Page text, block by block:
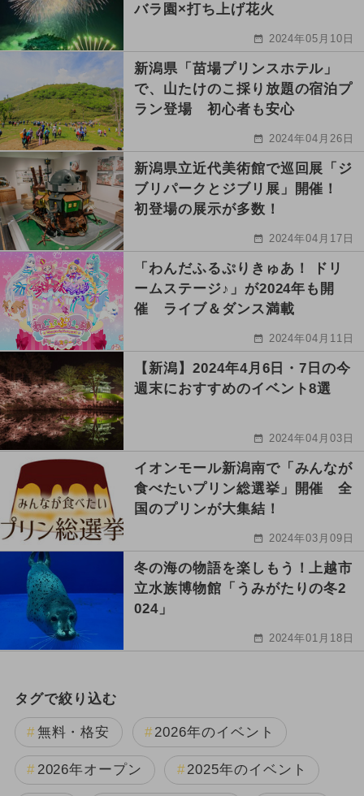
バラ園×打ち上げ花火
2024年05月10日
新潟県「苗場プリンスホテル」
で、山たけのこ採り放題の宿泊プ
ラン登場 初心者も安心
2024年04月26日
新潟県立近代美術館で巡回展「ジ
ブリパークとジブリ展」開催！
初登場の展示が多数！
2024年04月17日
「わんだふるぷりきゅあ！ ドリ
ームステージ♪」が2024年も開
催 ライブ＆ダンス満載
2024年04月11日
【新潟】2024年4月6日・7日の今
週末におすすめのイベント8選
2024年04月03日
イオンモール新潟南で「みんなが
食べたいプリン総選挙」開催 全
国のプリンが大集結！
2024年03月09日
冬の海の物語を楽しもう！上越市
立水族博物館「うみがたりの冬2
024」
2024年01月18日
タグで絞り込む
無料・格安 2026年のイベント
2026年オープン 2025年のイベント